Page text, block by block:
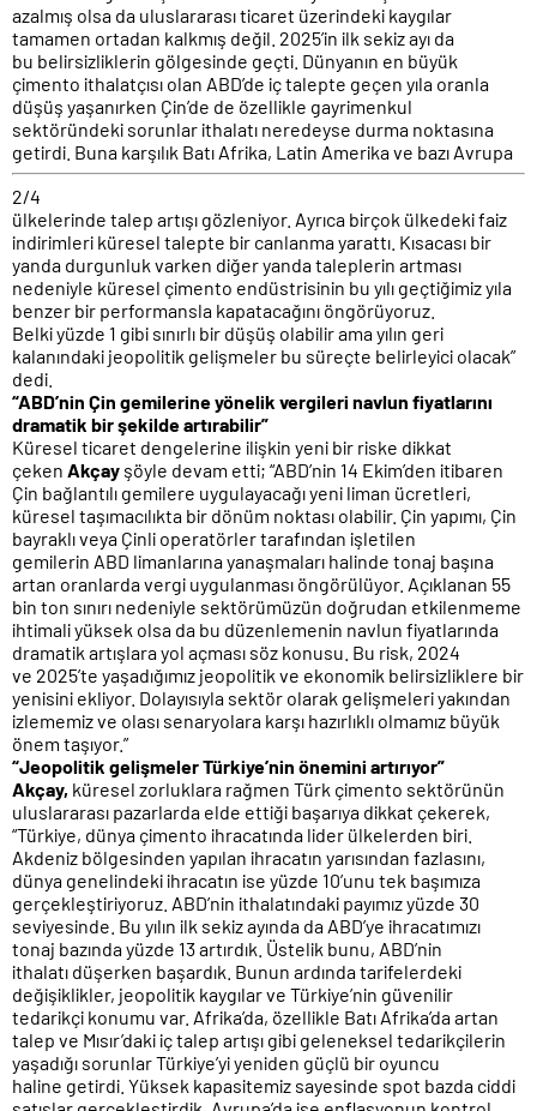
azalmış olsa da uluslararası ticaret üzerindeki kaygılar
tamamen ortadan kalkmış değil. 2025’in ilk sekiz ayı da
bu belirsizliklerin gölgesinde geçti. Dünyanın en büyük
çimento ithalatçısı olan ABD’de iç talepte geçen yıla oranla
düşüş yaşanırken Çin’de de özellikle gayrimenkul
sektöründeki sorunlar ithalatı neredeyse durma noktasına
getirdi. Buna karşılık Batı Afrika, Latin Amerika ve bazı Avrupa
2/4
ülkelerinde talep artışı gözleniyor. Ayrıca birçok ülkedeki faiz
indirimleri küresel talepte bir canlanma yarattı. Kısacası bir
yanda durgunluk varken diğer yanda taleplerin artması
nedeniyle küresel çimento endüstrisinin bu yılı geçtiğimiz yıla
benzer bir performansla kapatacağını öngörüyoruz.
Belki yüzde 1 gibi sınırlı bir düşüş olabilir ama yılın geri
kalanındaki jeopolitik gelişmeler bu süreçte belirleyici olacak”
dedi.
“ABD’nin Çin gemilerine yönelik vergileri navlun fiyatlarını
dramatik bir şekilde artırabilir”
Küresel ticaret dengelerine ilişkin yeni bir riske dikkat
çeken Akçay şöyle devam etti; “ABD’nin 14 Ekim’den itibaren
Çin bağlantılı gemilere uygulayacağı yeni liman ücretleri,
küresel taşımacılıkta bir dönüm noktası olabilir. Çin yapımı, Çin
bayraklı veya Çinli operatörler tarafından işletilen
gemilerin ABD limanlarına yanaşmaları halinde tonaj başına
artan oranlarda vergi uygulanması öngörülüyor. Açıklanan 55
bin ton sınırı nedeniyle sektörümüzün doğrudan etkilenmeme
ihtimali yüksek olsa da bu düzenlemenin navlun fiyatlarında
dramatik artışlara yol açması söz konusu. Bu risk, 2024
ve 2025’te yaşadığımız jeopolitik ve ekonomik belirsizliklere bir
yenisini ekliyor. Dolayısıyla sektör olarak gelişmeleri yakından
izlememiz ve olası senaryolara karşı hazırlıklı olmamız büyük
önem taşıyor.”
“Jeopolitik gelişmeler Türkiye’nin önemini artırıyor”
Akçay, küresel zorluklara rağmen Türk çimento sektörünün
uluslararası pazarlarda elde ettiği başarıya dikkat çekerek,
“Türkiye, dünya çimento ihracatında lider ülkelerden biri.
Akdeniz bölgesinden yapılan ihracatın yarısından fazlasını,
dünya genelindeki ihracatın ise yüzde 10’unu tek başımıza
gerçekleştiriyoruz. ABD’nin ithalatındaki payımız yüzde 30
seviyesinde. Bu yılın ilk sekiz ayında da ABD’ye ihracatımızı
tonaj bazında yüzde 13 artırdık. Üstelik bunu, ABD’nin
ithalatı düşerken başardık. Bunun ardında tarifelerdeki
değişiklikler, jeopolitik kaygılar ve Türkiye’nin güvenilir
tedarikçi konumu var. Afrika’da, özellikle Batı Afrika’da artan
talep ve Mısır’daki iç talep artışı gibi geleneksel tedarikçilerin
yaşadığı sorunlar Türkiye’yi yeniden güçlü bir oyuncu
haline getirdi. Yüksek kapasitemiz sayesinde spot bazda ciddi